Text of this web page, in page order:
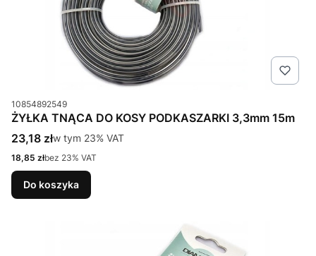
Kod produktu
10854892549
ŻYŁKA TNĄCA DO KOSY PODKASZARKI 3,3mm 15m
Cena brutto
23,18 złw tym %s VAT
w tym 23% VAT
Cena netto
18,85 złbez 23% VAT
Do koszyka